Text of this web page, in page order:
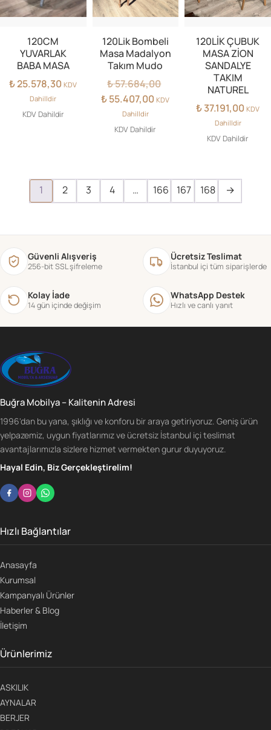
120CM
YUVARLAK
BABA MASA
₺25.578,30 KDV
Dahilldir
KDV Dahildir
120Lik Bombeli
Masa Madalyon
Takım Mudo
₺57.684,00
fiyat:
₺ 57.684,00.
₺55.407,00Şu
₺ 55.407,00.
KDV
Dahilldir
KDV Dahildir
120LİK ÇUBUK
MASA ZİON
SANDALYE
TAKIM
NATUREL
₺37.191,00 KDV
Dahilldir
KDV Dahildir
1 2 3 4 … 166 167 168 →
Güvenli Alışveriş
256-bit SSL şifreleme
Ücretsiz Teslimat
İstanbul içi tüm siparişlerde
Kolay İade
14 gün içinde değişim
WhatsApp Destek
Hızlı ve canlı yanıt
Buğra Mobilya – Kalitenin Adresi
1996'dan bu yana, şıklığı ve konforu bir araya getiriyoruz. Geniş ürün
yelpazemiz, uygun fiyatlarımız ve ücretsiz İstanbul içi teslimat
avantajlarımızla sizlere hizmet vermekten gurur duyuyoruz.
Hayal Edin, Biz Gerçekleştirelim!
Hızlı Bağlantılar
Anasayfa
Kurumsal
Kampanyalı Ürünler
Haberler & Blog
İletişim
Ürünlerimiz
ASKILIK
AYNALAR
BERJER